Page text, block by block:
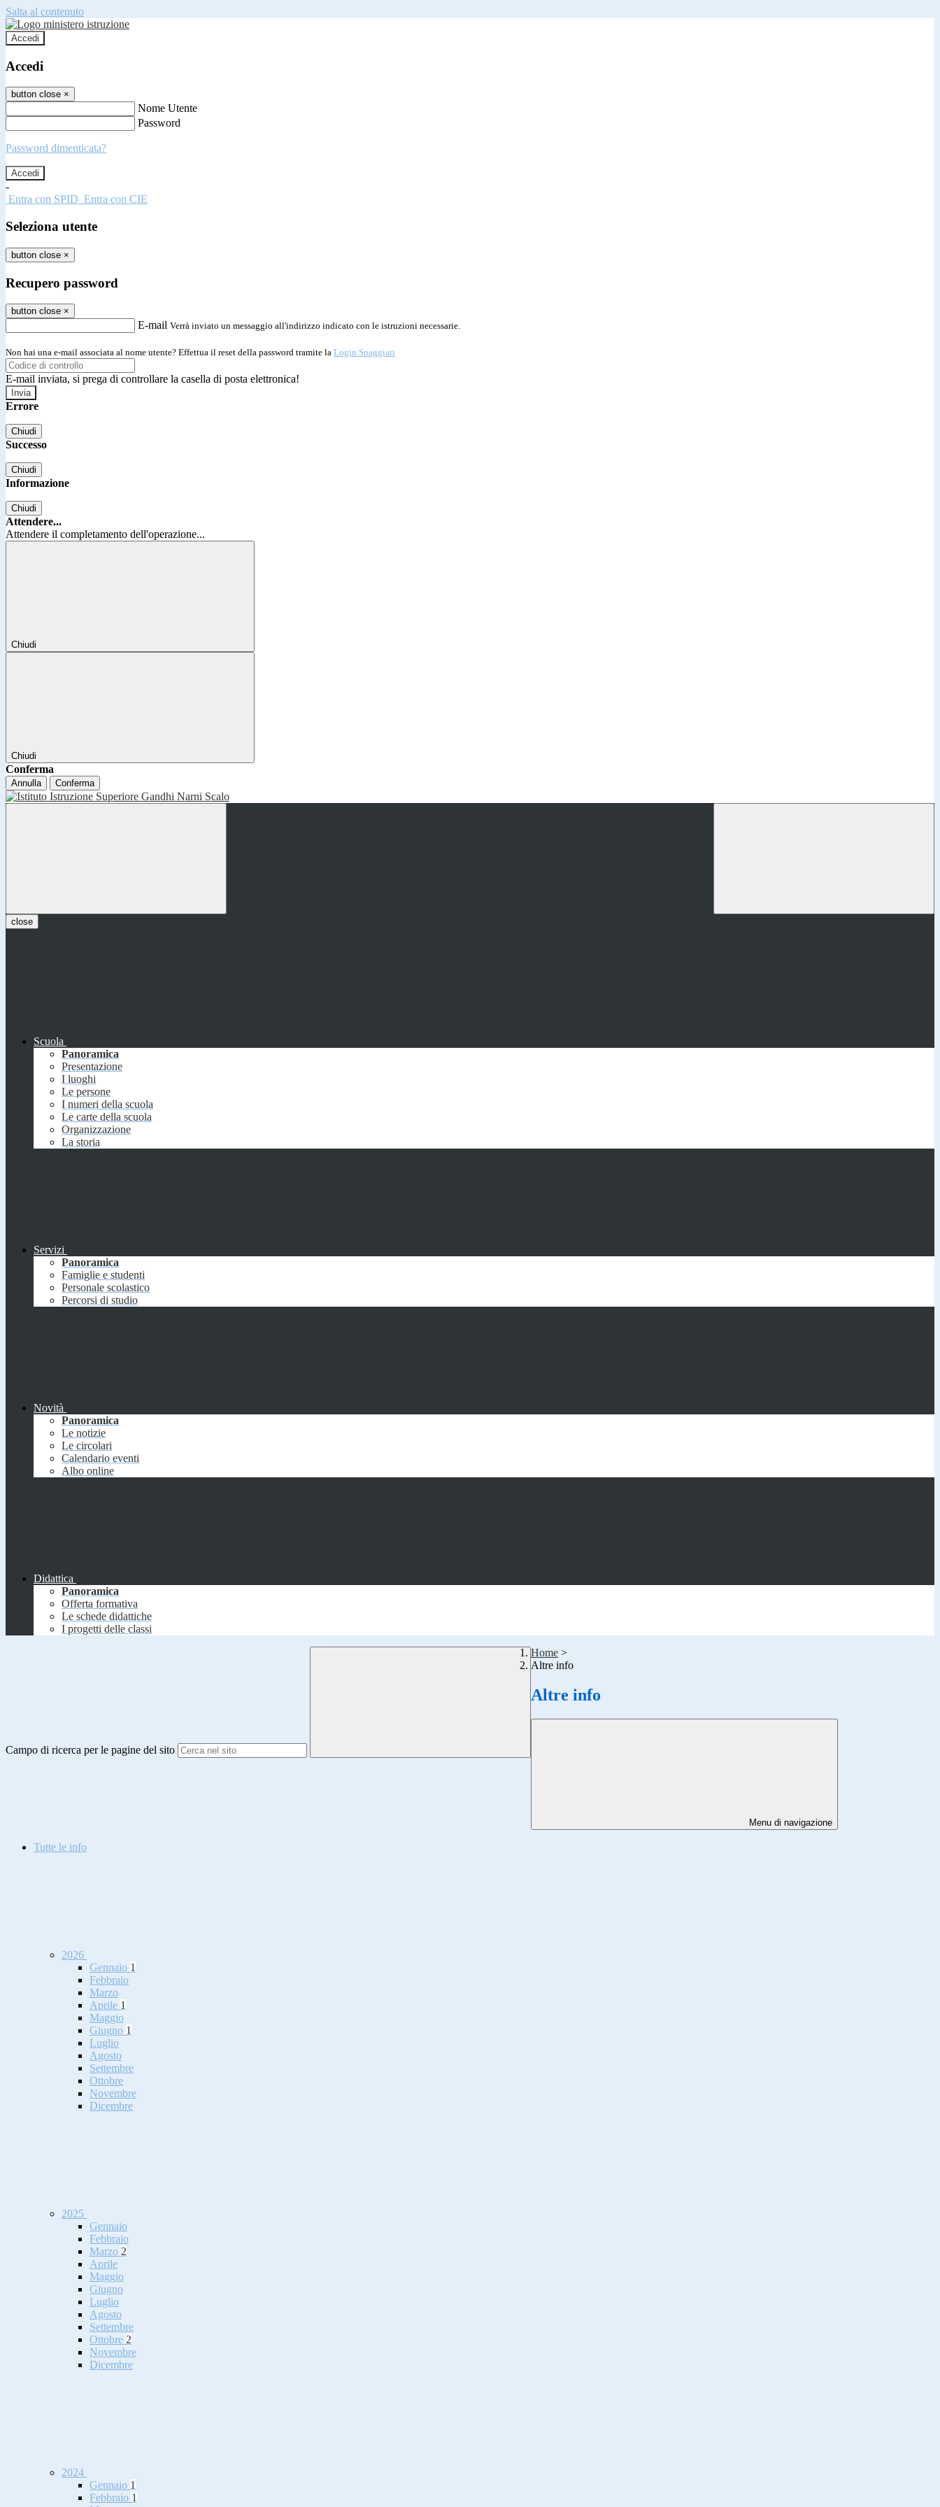
Salta al contenuto
Accedi
Accedi
button close ×
Nome Utente
Password
Password dimenticata?
-
Entra con SPID Entra con CIE
Seleziona utente
button close ×
Recupero password
button close ×
E-mail Verrà inviato un messaggio all'indirizzo indicato con le istruzioni necessarie.
Non hai una e-mail associata al nome utente? Effettua il reset della password tramite la Login Spaggiari
E-mail inviata, si prega di controllare la casella di posta elettronica!
Errore
Chiudi
Successo
Chiudi
Informazione
Chiudi
Attendere...
Attendere il completamento dell'operazione...
Chiudi
Chiudi
Conferma
Annulla Conferma
close
Scuola
Panoramica
Presentazione
I luoghi
Le persone
I numeri della scuola
Le carte della scuola
Organizzazione
La storia
Servizi
Panoramica
Famiglie e studenti
Personale scolastico
Percorsi di studio
Novità
Panoramica
Le notizie
Le circolari
Calendario eventi
Albo online
Didattica
Panoramica
Offerta formativa
Le schede didattiche
I progetti delle classi
Campo di ricerca per le pagine del sito
Home >
Altre info
Altre info
Menu di navigazione
Tutte le info
2026
Gennaio 1
Febbraio
Marzo
Aprile 1
Maggio
Giugno 1
Luglio
Agosto
Settembre
Ottobre
Novembre
Dicembre
2025
Gennaio
Febbraio
Marzo 2
Aprile
Maggio
Giugno
Luglio
Agosto
Settembre
Ottobre 2
Novembre
Dicembre
2024
Gennaio 1
Febbraio 1